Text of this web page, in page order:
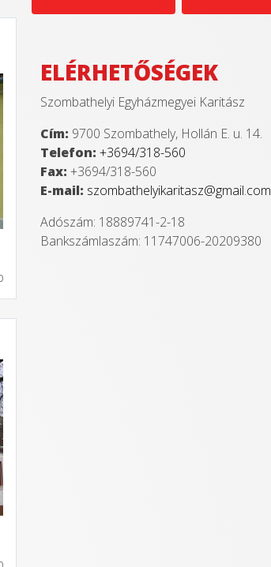
ELÉRHETŐSÉGEK
Szombathelyi Egyházmegyei Karitász
Cím: 9700 Szombathely, Hollán E. u. 14.
Telefon: +3694/318-560
Fax: +3694/318-560
E-mail: szombathelyikaritasz@gmail.com
Adószám: 18889741-2-18
Bankszámlaszám: 11747006-20209380